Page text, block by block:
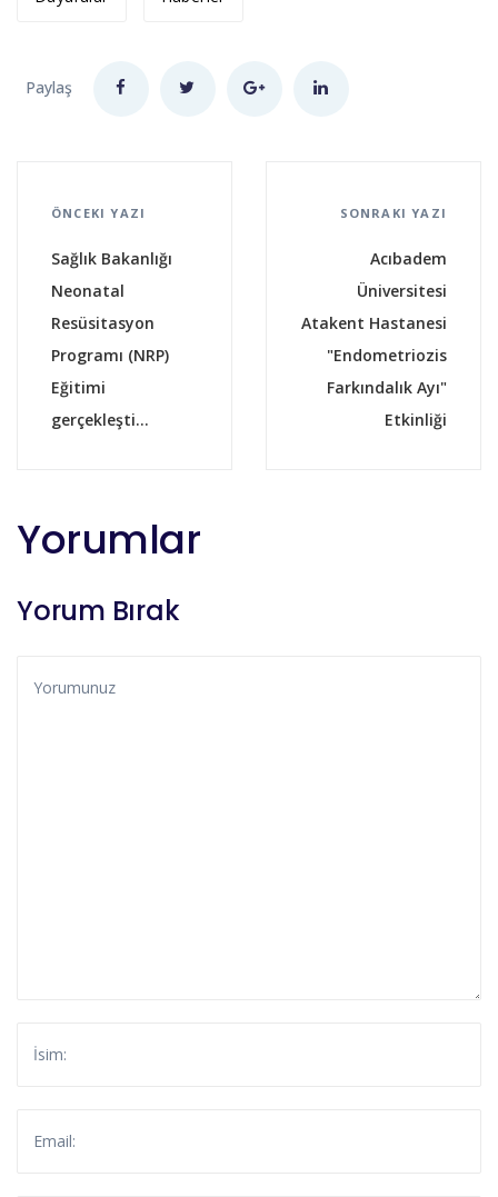
Paylaş
ÖNCEKI YAZI
Sağlık Bakanlığı
Neonatal
Resüsitasyon
Programı (NRP)
Eğitimi
gerçekleşti...
SONRAKI YAZI
Acıbadem
Üniversitesi
Atakent Hastanesi
"Endometriozis
Farkındalık Ayı"
Etkinliği
Yorumlar
Yorum Bırak